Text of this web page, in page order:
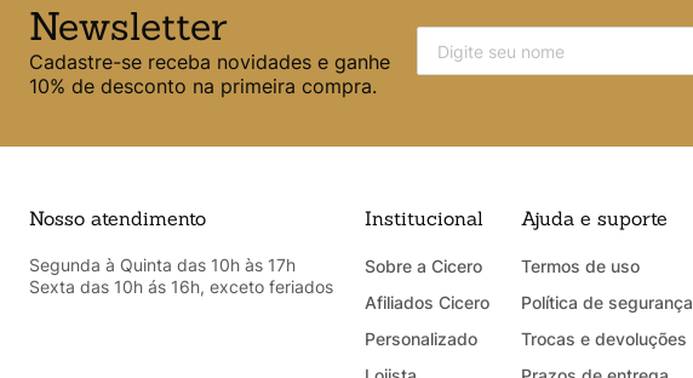
Newsletter
Cadastre-se receba novidades e ganhe
10% de desconto na primeira compra.
Nosso atendimento
Segunda à Quinta das 10h às 17h
Sexta das 10h ás 16h, exceto feriados
Institucional
Sobre a Cicero
Afiliados Cicero
Personalizado
Ajuda e suporte
Termos de uso
Política de segurança
Trocas e devoluções